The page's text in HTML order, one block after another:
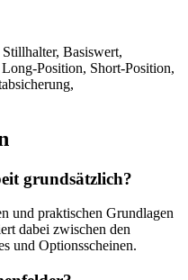
Basiswert,
Position, Short-Position,
grundsätzlich?
und praktischen Grundlagen
dabei zwischen den
und Optionsscheinen.